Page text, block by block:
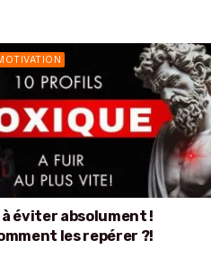
éviter absolument !
les repérer ?!